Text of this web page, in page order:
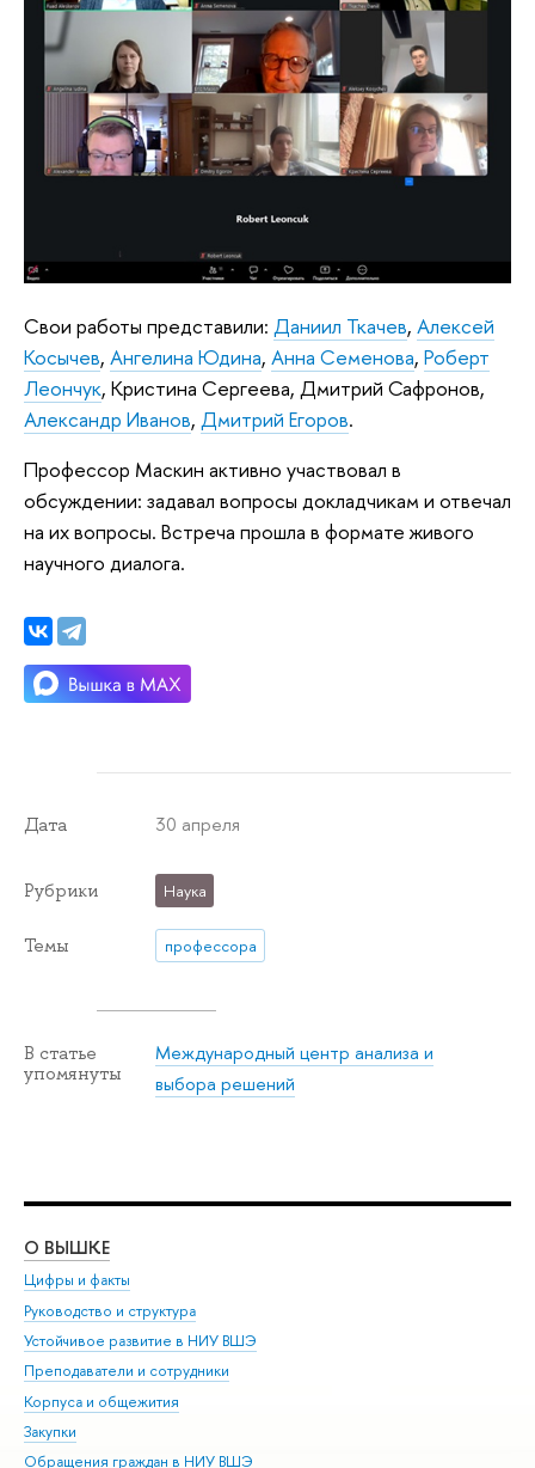
Свои работы представили: Даниил Ткачев, Алексей
Косычев, Ангелина Юдина, Анна Семенова, Роберт
Леончук, Кристина Сергеева, Дмитрий Сафронов,
Александр Иванов, Дмитрий Егоров.
Профессор Маскин активно участвовал в
обсуждении: задавал вопросы докладчикам и отвечал
на их вопросы. Встреча прошла в формате живого
научного диалога.
Дата 30 апреля
Рубрики Наука
Темы профессора
В статье
упомянуты
Международный центр анализа и
выбора решений
О ВЫШКЕ
Цифры и факты
Руководство и структура
Устойчивое развитие в НИУ ВШЭ
Преподаватели и сотрудники
Корпуса и общежития
Закупки
Обращения граждан в НИУ ВШЭ